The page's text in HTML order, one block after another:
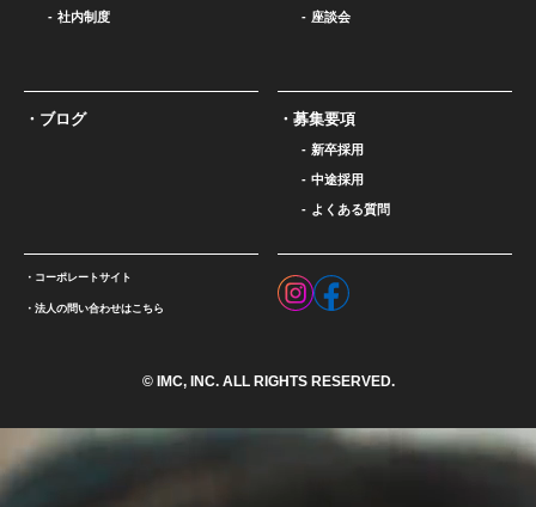
社内制度 座談会
ブログ 募集要項
新卒採用
中途採用
よくある質問
コーポレートサイト
法人の問い合わせはこちら
© IMC, INC. ALL RIGHTS RESERVED.